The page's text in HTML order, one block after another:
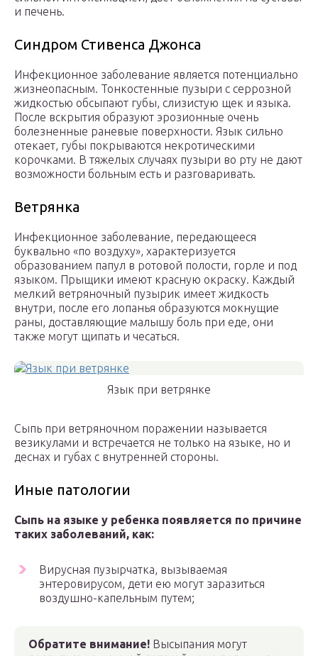
и печень.
Синдром Стивенса Джонса
Инфекционное заболевание является потенциально
жизнеопасным. Тонкостенные пузыри с серрозной
жидкостью обсыпают губы, слизистую щек и языка.
После вскрытия образуют эрозионные очень
болезненные раневые поверхности. Язык сильно
отекает, губы покрываются некротическими
корочками. В тяжелых случаях пузыри во рту не дают
возможности больным есть и разговаривать.
Ветрянка
Инфекционное заболевание, передающееся
буквально «по воздуху», характеризуется
образованием папул в ротовой полости, горле и под
языком. Прыщики имеют красную окраску. Каждый
мелкий ветряночный пузырик имеет жидкость
внутри, после его лопанья образуются мокнущие
раны, доставляющие малышу боль при еде, они
также могут щипать и чесаться.
Язык при ветрянке
Сыпь при ветряночном поражении называется
везикулами и встречается не только на языке, но и
деснах и губах с внутренней стороны.
Иные патологии
Сыпь на языке у ребенка появляется по причине
таких заболеваний, как:
Вирусная пузырчатка, вызываемая
энтеровирусом, дети ею могут заразиться
воздушно-капельным путем;
Обратите внимание! Высыпания могут